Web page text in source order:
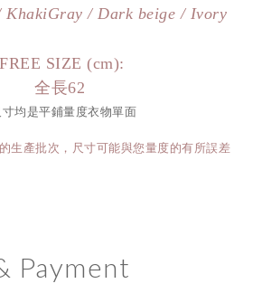
KhakiGray / Dark beige / Ivory
FREE SIZE (cm):
全長62
寸均是平鋪量度衣物單面
生產批次，尺寸可能與您量度的有所誤差
Payment